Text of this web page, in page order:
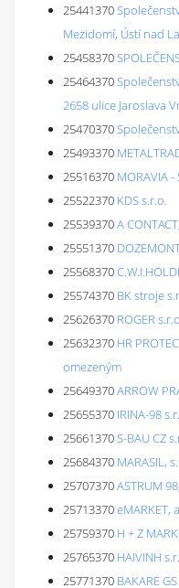
25441370
Mezidomí, Ústí nad
25458370
25464370
2658 ulice Jaroslava
25470370
25493370
25516370 MORAVIA -
25522370 KDS s.r.o.
25539370A
25551370
25568370
25574370 BK stroje
25626370 ROGER
25632370 HR
omezeným
25649370ARROW
25655370 IRINA-98
25661370S-BAU CZ
25684370 MARASIL,
25707370ASTRUM
25713370eMARKET,
25759370 H + Z
25765370 HAIVINH
25771370 BAKARE